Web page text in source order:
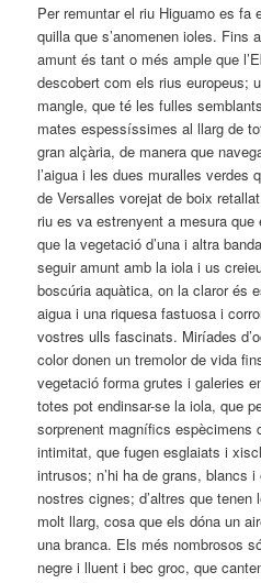
Per remuntar el riu Higuamo es fa
quilla que s’anomenen ioles. Fins
amunt és tant o més ample que
descobert com els rius europeus;
mangle, que té les fulles
mates espessíssimes al llarg de
gran alçària, de manera que
l’aigua i les dues muralles verdes
de Versalles vorejat de boix
riu es va estrenyent a mesura
que la vegetació d’una i altra
seguir amunt amb la iola i us
boscúria aquàtica, on la claror és
aigua i una riquesa fastuosa i
vostres ulls fascinats. Miríades
color donen un tremolor de vida
vegetació forma grutes i galeries
totes pot endinsar-se la iola, que
sorprenent magnífics espècimens
intimitat, que fugen esglaiats i
intrusos; n’hi ha de grans, blancs
nostres cignes; d’altres que
molt llarg, cosa que els dóna un
una branca. Els més nombrosos
negre i lluent i bec groc, que